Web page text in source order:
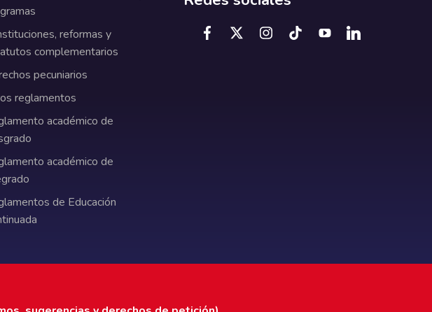
reformas y
complementarios
pecuniarios
reglamentos
académico de
académico de
de Educación